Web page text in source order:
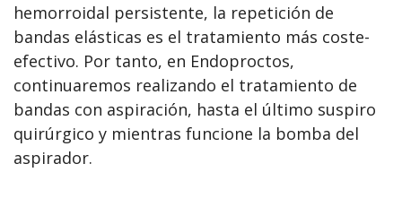
hemorroidal persistente, la repetición de
bandas elásticas es el tratamiento más coste-
efectivo. Por tanto, en Endoproctos,
continuaremos realizando el tratamiento de
bandas con aspiración, hasta el último suspiro
quirúrgico y mientras funcione la bomba del
aspirador.